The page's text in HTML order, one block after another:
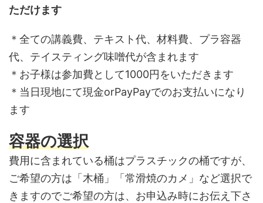
ただけます
＊全ての講義費、テキスト代、材料費、プラ容器
代、テイスティング味噌代が含まれます
＊お子様は参加費として1000円をいただきます
＊当日現地にて現金orPayPayでのお支払いになり
ます
容器の選択
費用に含まれている桶はプラスチックの桶ですが、
ご希望の方は「木桶」「常滑焼のカメ」など選択で
きますのでご希望の方は、お申込み時にお伝え下さ